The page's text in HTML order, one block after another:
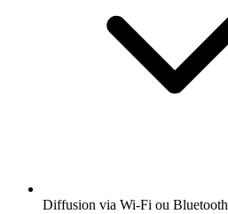
Diffusion via Wi-Fi ou Bluetooth